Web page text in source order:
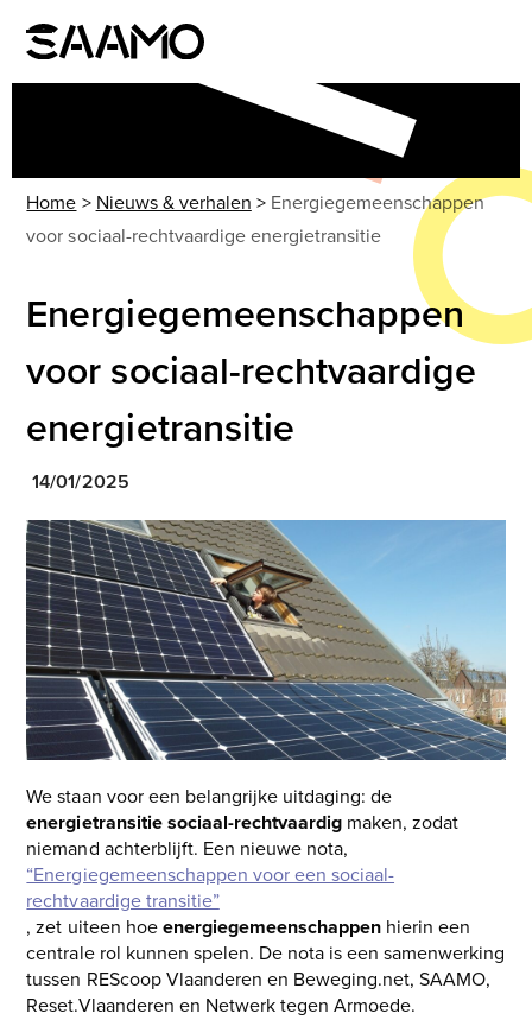
content
Open
mobile
Close
mobile
Home > Nieuws & verhalen > Energiegemeenschappen
voor sociaal-rechtvaardige energietransitie
Energiegemeenschappen
voor sociaal-rechtvaardige
energietransitie
14/01/2025
Use
the
left
and
right
arrow
keys
to
access
the
carousel
navigation
buttons
We staan voor een belangrijke uitdaging: de
energietransitie sociaal-rechtvaardig maken, zodat
niemand achterblijft. Een nieuwe nota,
“Energiegemeenschappen voor een sociaal-
rechtvaardige transitie”
, zet uiteen hoeenergiegemeenschappen hierin een
centrale rol kunnen spelen. De nota is een samenwerking
tussen REScoop Vlaanderen en Beweging.net, SAAMO,
Reset.Vlaanderen en Netwerk tegen Armoede.